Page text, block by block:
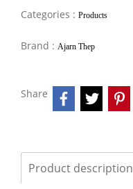
Categories : Products
Brand : Ajarn Thep
Share
Product description